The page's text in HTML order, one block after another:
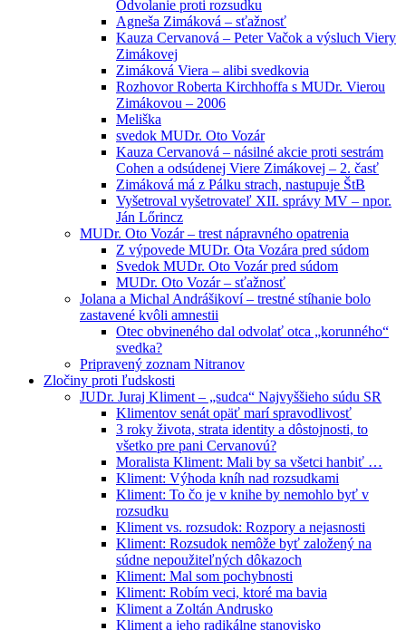
Odvolanie proti rozsudku
Agneša Zimáková – sťažnosť
Kauza Cervanová – Peter Vačok a výsluch Viery
Zimákovej
Zimáková Viera – alibi svedkovia
Rozhovor Roberta Kirchhoffa s MUDr. Vierou
Zimákovou – 2006
Meliška
svedok MUDr. Oto Vozár
Kauza Cervanová – násilné akcie proti sestrám
Cohen a odsúdenej Viere Zimákovej – 2. časť
Zimáková má z Pálku strach, nastupuje ŠtB
Vyšetroval vyšetrovateľ XII. správy MV – npor.
Ján Lőrincz
MUDr. Oto Vozár – trest nápravného opatrenia
Z výpovede MUDr. Ota Vozára pred súdom
Svedok MUDr. Oto Vozár pred súdom
MUDr. Oto Vozár – sťažnosť
Jolana a Michal Andrášikoví – trestné stíhanie bolo
zastavené kvôli amnestii
Otec obvineného dal odvolať otca „korunného“
svedka?
Pripravený zoznam Nitranov
Zločiny proti ľudskosti
JUDr. Juraj Kliment – „sudca“ Najvyššieho súdu SR
Klimentov senát opäť marí spravodlivosť
3 roky života, strata identity a dôstojnosti, to
všetko pre pani Cervanovú?
Moralista Kliment: Mali by sa všetci hanbiť …
Kliment: Výhoda kníh nad rozsudkami
Kliment: To čo je v knihe by nemohlo byť v
rozsudku
Kliment vs. rozsudok: Rozpory a nejasnosti
Kliment: Rozsudok nemôže byť založený na
súdne nepoužiteľných dôkazoch
Kliment: Mal som pochybnosti
Kliment: Robím veci, ktoré ma bavia
Kliment a Zoltán Andrusko
Kliment a jeho radikálne stanovisko